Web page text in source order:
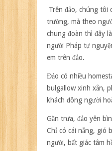
Trên đảo, chúng tôi
trường, mà theo
chung đoàn thì đây
người Pháp tự
em trên đảo.
Đảo có nhiều
bulgallow xinh xắn,
khách đông người
Gần trưa, đảo yên
Chỉ có cái nắng, gió
người, bất giác tâm